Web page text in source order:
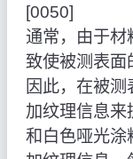
[0050]
通常，由于材
致使被测表面
因此，在被
加纹理信息来
和白色哑光涂